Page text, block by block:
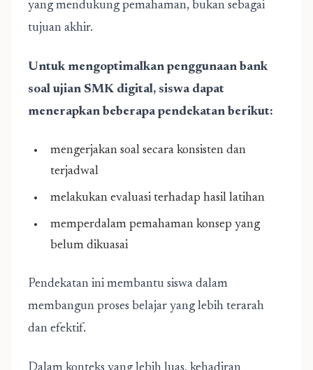
yang mendukung pemahaman, bukan sebagai
tujuan akhir.
Untuk mengoptimalkan penggunaan bank
soal ujian SMK digital, siswa dapat
menerapkan beberapa pendekatan berikut:
mengerjakan soal secara konsisten dan
terjadwal
melakukan evaluasi terhadap hasil latihan
memperdalam pemahaman konsep yang
belum dikuasai
Pendekatan ini membantu siswa dalam
membangun proses belajar yang lebih terarah
dan efektif.